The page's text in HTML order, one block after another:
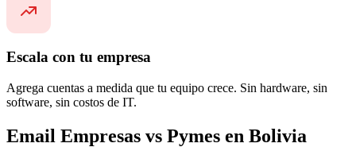
Escala con tu empresa
Agrega cuentas a medida que tu equipo crece. Sin hardware, sin
software, sin costos de IT.
Email Empresas vs Pymes en Bolivia